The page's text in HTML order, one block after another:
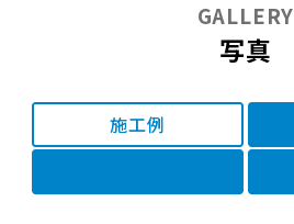
写真
GALLERY
施工例